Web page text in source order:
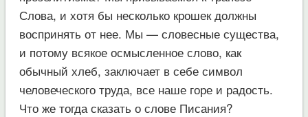
Слова, и хотя бы несколько крошек должны
воспринять от нее. Мы — словесные существа,
и потому всякое осмысленное слово, как
обычный хлеб, заключает в себе символ
человеческого труда, все наше горе и радость.
Что же тогда сказать о слове Писания?